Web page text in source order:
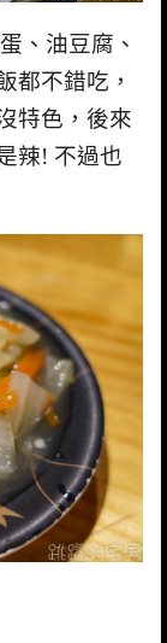
、油豆腐、
都不錯吃，
特色，後來
辣! 不過也